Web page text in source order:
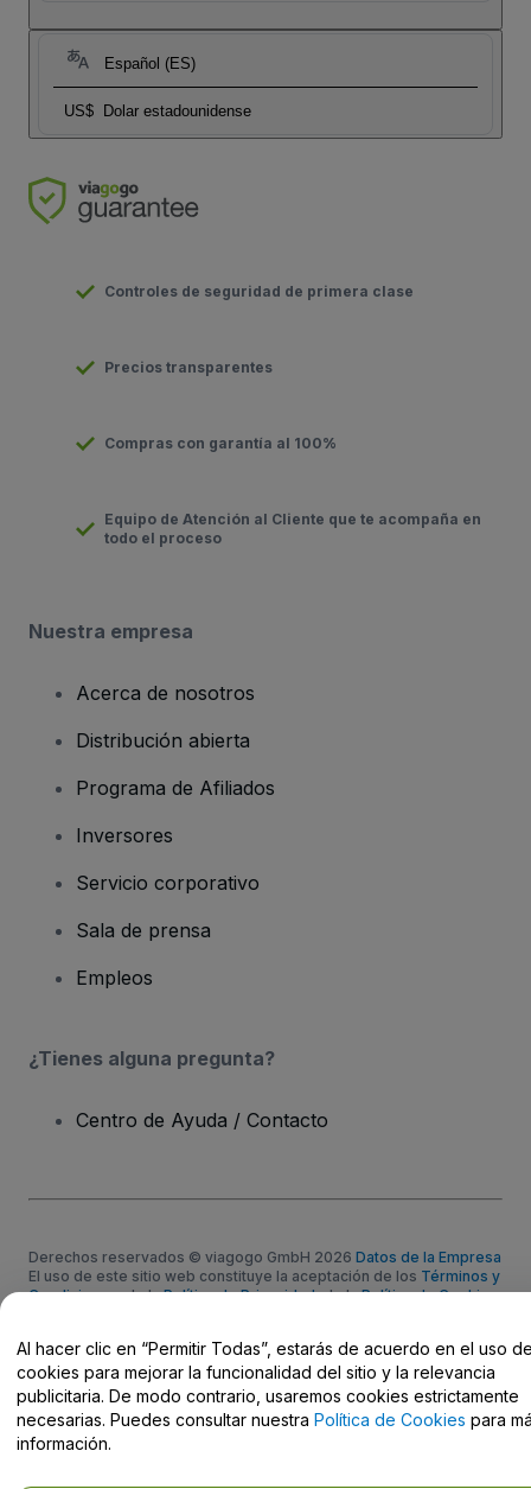
Español (ES)
US$ Dolar estadounidense
Controles de seguridad de primera clase
Precios transparentes
Compras con garantía al 100%
Equipo de Atención al Cliente que te acompaña en
todo el proceso
Nuestra empresa
Acerca de nosotros
Distribución abierta
Programa de Afiliados
Inversores
Servicio corporativo
Sala de prensa
Empleos
¿Tienes alguna pregunta?
Centro de Ayuda / Contacto
Derechos reservados © viagogo GmbH 2026 Datos de la Empresa
El uso de este sitio web constituye la aceptación de los Términos y
Condiciones, de laPolítica de Privacidad, de laPolítica de Cookies
Al hacer clic en “Permitir Todas”, estarás de acuerdo en el uso
cookies para mejorar la funcionalidad del sitio y la relevancia
publicitaria. De modo contrario, usaremos cookies estrictamente
necesarias. Puedes consultar nuestra Política de Cookies para
información.